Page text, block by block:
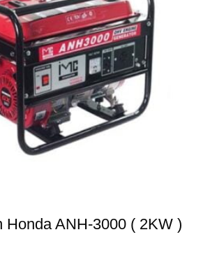
Honda ANH-3000 ( 2KW )